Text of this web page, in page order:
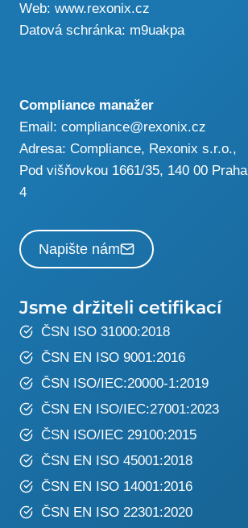
Web: www.rexonix.cz
Datová schránka: m9uakpa
Compliance manažer
Email: compliance@rexonix.cz
Adresa: Compliance, Rexonix s.r.o.,
Pod višňovkou 1661/35, 140 00 Praha
4
Napište nám
Jsme držiteli cetifikací
ČSN ISO 31000:2018
ČSN EN ISO 9001:2016
ČSN ISO/IEC:20000-1:2019
ČSN EN ISO/IEC:27001:2023
ČSN ISO/IEC 29100:2015
ČSN EN ISO 45001:2018
ČSN EN ISO 14001:2016
ČSN EN ISO 22301:2020